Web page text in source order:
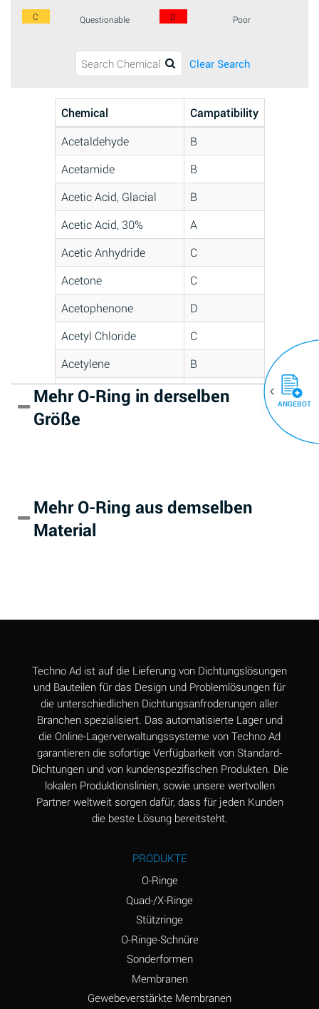
C Questionable D Poor
Clear Search
Chemical
Campatibility
Acetaldehyde
B
Acetamide
B
Acetic Acid, Glacial
B
Acetic Acid, 30%
A
Acetic Anhydride
C
Acetone
C
Acetophenone
D
Acetyl Chloride
C
Acetylene
B
Acrlylonitrile
D
Adipic Acid
(Aqueous)
Aluminum Acetate
Aluminum Fluoride
B
Aluminum Nitrate
(Aqueous)
Aluminum Phosphate
(Aqueous)
A
Aluminum Sulfate
(Aqueous)
A
Ammonia Anhydrous
Ammonia Gas (cold)
A
Ammonium Carbonate
Ammonium Chloride
Ammonium Hydroxide
A
Mehr O-Ring in derselben
Größe
(30)
Mehr O-Ring aus demselben
Material
Techno Ad ist auf die Lieferung von Dichtungslösungen
und Bauteilen für das Design und Problemlösungen für
die unterschiedlichen Dichtungsanfroderungen aller
Branchen spezialisiert. Das automatisierte Lager und
die Online-Lagerverwaltungssysteme von Techno Ad
garantieren die sofortige Verfügbarkeit von Standard-
Dichtungen und von kundenspezifischen Produkten. Die
lokalen Produktionslinien, sowie unsere wertvollen
Partner weltweit sorgen dafür, dass für jeden Kunden
die beste Lösung bereitsteht.
PRODUKTE
O-Ringe
Quad-/X-Ringe
Stützringe
O-Ringe-Schnüre
Sonderformen
Membranen
Gewebeverstärkte Membranen
ANGEBOT